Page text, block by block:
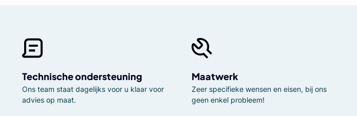
Technische ondersteuning
Ons team staat dagelijks voor u klaar voor
advies op maat.
Maatwerk
Zeer specifieke wensen en eisen, bij ons
geen enkel probleem!